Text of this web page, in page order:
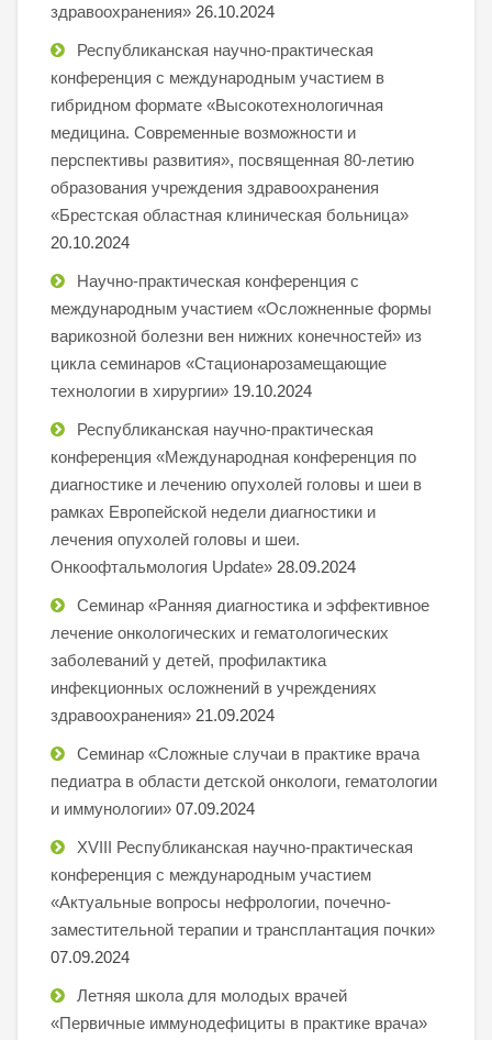
здравоохранения» 26.10.2024
Республиканская научно-практическая
конференция с международным участием в
гибридном формате «Высокотехнологичная
медицина. Современные возможности и
перспективы развития», посвященная 80-летию
образования учреждения здравоохранения
«Брестская областная клиническая больница»
20.10.2024
Научно-практическая конференция с
международным участием «Осложненные формы
варикозной болезни вен нижних конечностей» из
цикла семинаров «Стационарозамещающие
технологии в хирургии» 19.10.2024
Республиканская научно-практическая
конференция «Международная конференция по
диагностике и лечению опухолей головы и шеи в
рамках Европейской недели диагностики и
лечения опухолей головы и шеи.
Онкоофтальмология Update» 28.09.2024
Семинар «Ранняя диагностика и эффективное
лечение онкологических и гематологических
заболеваний у детей, профилактика
инфекционных осложнений в учреждениях
здравоохранения» 21.09.2024
Семинар «Сложные случаи в практике врача
педиатра в области детской онкологи, гематологии
и иммунологии» 07.09.2024
XVIII Республиканская научно-практическая
конференция с международным участием
«Актуальные вопросы нефрологии, почечно-
заместительной терапии и трансплантация почки»
07.09.2024
Летняя школа для молодых врачей
«Первичные иммунодефициты в практике врача»